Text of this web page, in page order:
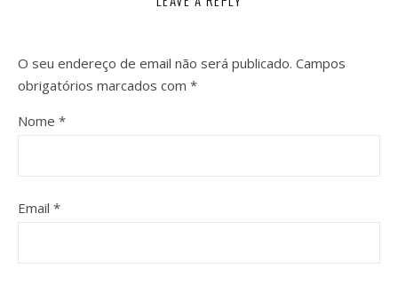
O seu endereço de email não será publicado. Campos
obrigatórios marcados com *
Nome *
Email *